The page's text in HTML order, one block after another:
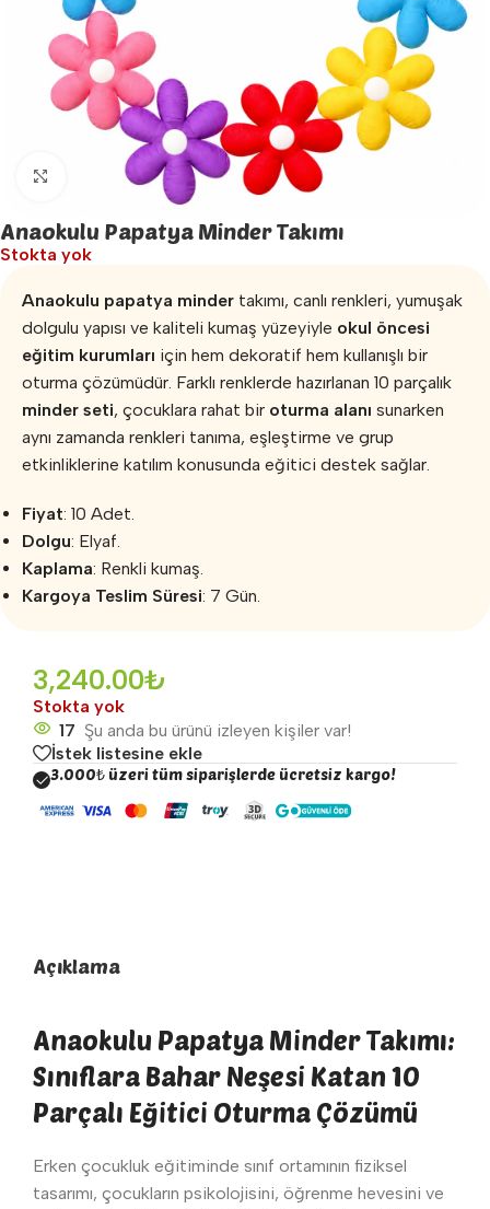
Büyütmek için tıklayın
Anaokulu Papatya Minder Takımı
Stokta yok
Anaokulu papatya minder takımı, canlı renkleri, yumuşak
dolgulu yapısı ve kaliteli kumaş yüzeyiyle okul öncesi
eğitim kurumları için hem dekoratif hem kullanışlı bir
oturma çözümüdür. Farklı renklerde hazırlanan 10 parçalık
minder seti, çocuklara rahat bir oturma alanı sunarken
aynı zamanda renkleri tanıma, eşleştirme ve grup
etkinliklerine katılım konusunda eğitici destek sağlar.
Fiyat: 10 Adet.
Dolgu: Elyaf.
Kaplama: Renkli kumaş.
Kargoya Teslim Süresi: 7 Gün.
3,240.00₺
Stokta yok
17 Şu anda bu ürünü izleyen kişiler var!
İstek listesine ekle
3.000₺ üzeri tüm siparişlerde ücretsiz kargo!
Açıklama
Anaokulu Papatya Minder Takımı:
Sınıflara Bahar Neşesi Katan 10
Parçalı Eğitici Oturma Çözümü
Erken çocukluk eğitiminde sınıf ortamının fiziksel
tasarımı, çocukların psikolojisini, öğrenme hevesini ve